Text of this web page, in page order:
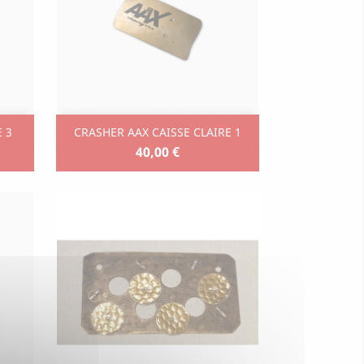
3 CRASHER AAX CAISSE CLAIRE 1
40,00 €
Aperçu rapide